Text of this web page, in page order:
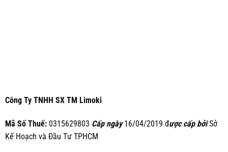
Công Ty TNHH SX TM Limoki
Mã Số Thuế:0315629803 Cấp ngày16/04/2019 được cấp bởiSở
Kế Hoạch và Đầu Tư TPHCM